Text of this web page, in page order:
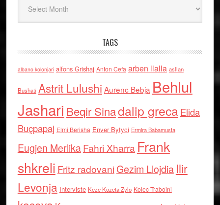
TAGS
albano kolonjari alfons Grishaj Anton Cefa arben llalla asllan
Bushati Astrit Lulushi Aurenc Bebja Behlul
Jashari Beqir Sinadalip grecaElida
Buçpapaj Elmi Berisha Enver Bytyci Ermira Babamusta
Eugjen MerlikaFahri Xharra Frank
shkreli Fritz radovaniGezim Llojdia Ilir
Levonja Interviste Keze Kozeta Zylo Kolec Traboini